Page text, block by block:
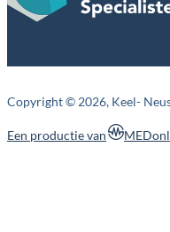
Copyright © 2026, Keel-